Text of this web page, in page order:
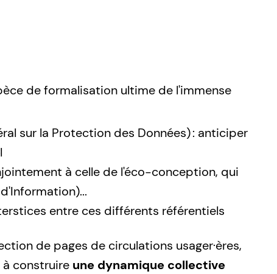
de formalisation ultime de l'immense
sur la Protection des Données) : anticiper
à celle de l'éco-conception, qui
entre ces différents référentiels
de pages de circulations usager·ères,
construire une dynamique collective